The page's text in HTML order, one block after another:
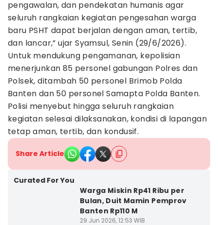
pengawalan, dan pendekatan humanis agar
seluruh rangkaian kegiatan pengesahan warga
baru PSHT dapat berjalan dengan aman, tertib,
dan lancar,” ujar Syamsul, Senin (29/6/2026).
Untuk mendukung pengamanan, kepolisian
menerjunkan 85 personel gabungan Polres dan
Polsek, ditambah 50 personel Brimob Polda
Banten dan 50 personel Samapta Polda Banten.
Polisi menyebut hingga seluruh rangkaian
kegiatan selesai dilaksanakan, kondisi di lapangan
tetap aman, tertib, dan kondusif.
Share Article
Curated For You
Warga Miskin Rp41 Ribu per
Bulan, Duit Mamin Pemprov
Banten Rp110 M
29 Jun 2026, 12:53 WIB